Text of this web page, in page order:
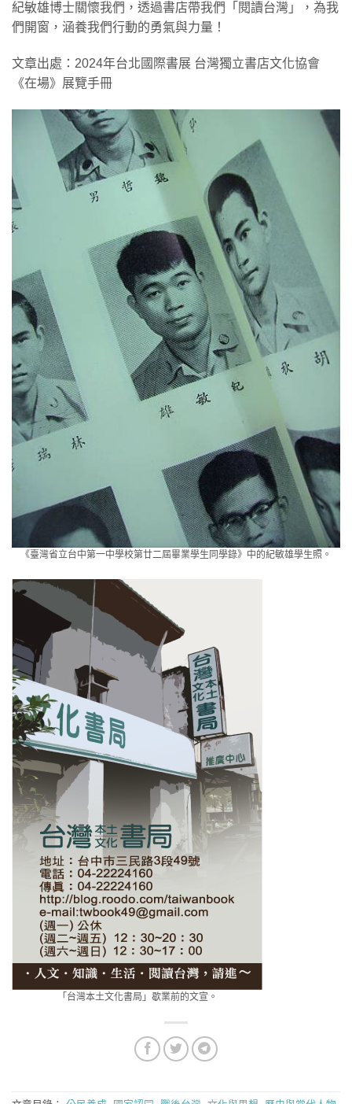
紀敏雄博士關懷我們，透過書店帶我們「閱讀台灣」，為我
們開窗，涵養我們行動的勇氣與力量！
文章出處：2024年台北國際書展 台灣獨立書店文化協會
《在場》展覽手冊
《臺灣省立台中第一中學校第廿二屆畢業學生同學錄》中的紀敏雄學生照。
「台灣本土文化書局」歇業前的文宣。